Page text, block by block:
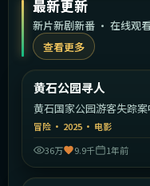
最新更新
新片新剧新番 · 在线观
查看更多
最新
黄石公园寻人
黄石国家公园游客失踪
密。
冒险 · 2025 · 电影
36万
9.9千 1年前